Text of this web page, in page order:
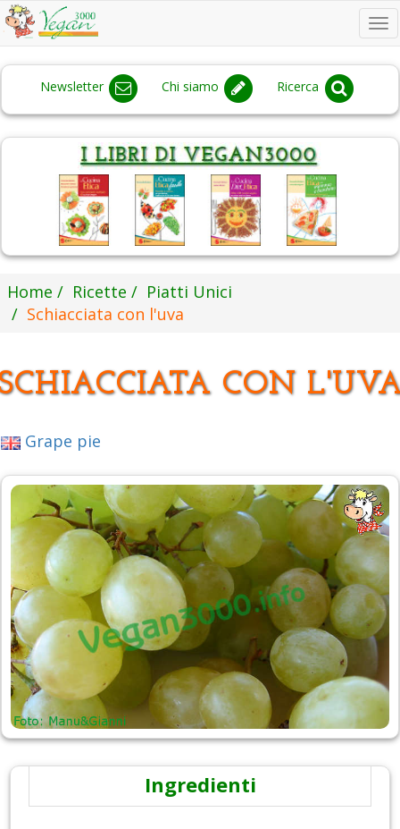
Newsletter Chi siamo Ricerca
Home Ricette
Piatti Unici
Schiacciata con l'uva
CON
Grape pie
Ingredienti